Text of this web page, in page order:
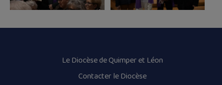
Le Diocèse de Quimper et Léon
Contacter le Diocèse